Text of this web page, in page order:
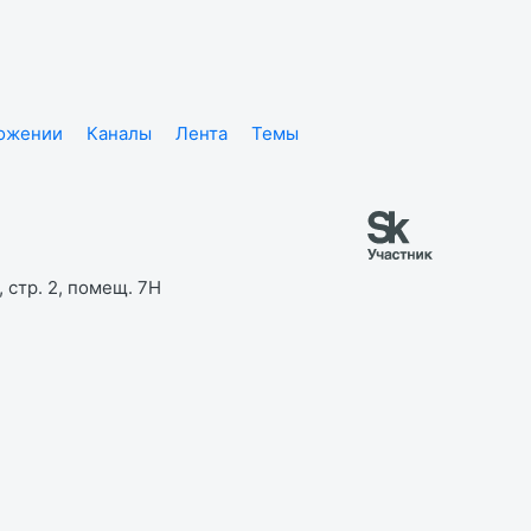
Каналы Лента
Темы
стр. 2, помещ. 7Н